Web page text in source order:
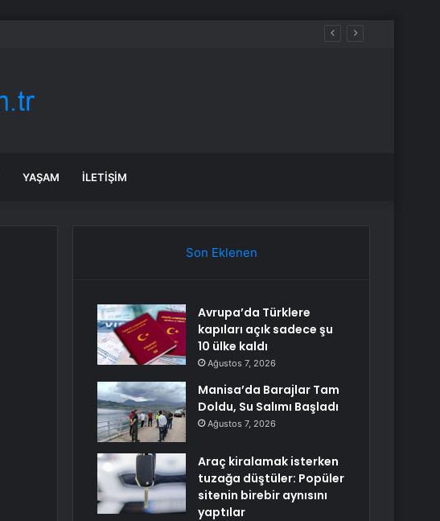
YAŞAM İLETIŞIM
Son Eklenen
Avrupa’da Türklere
kapıları açık sadece şu
10 ülke kaldı
Ağustos 7, 2026
Manisa’da Barajlar Tam
Doldu, Su Salımı Başladı
Ağustos 7, 2026
Araç kiralamak isterken
tuzağa düştüler: Popüler
sitenin birebir aynısını
yaptılar